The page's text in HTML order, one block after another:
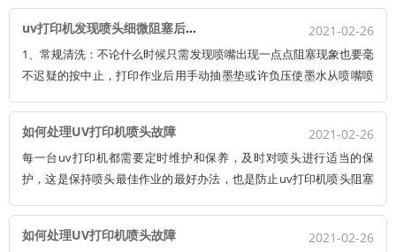
uv打印机发现喷头细微阻塞后的处理办法 2021-02-26
1、常规清洗：不论什么时候只需发现喷嘴出现一点点阻塞现象也要毫
不迟疑的按中止，打印作业后用手动抽墨垫或许负压使墨水从喷嘴喷
留墨水。留意：使用手动气泵时切勿用力过猛，否则会因压力过大而
损坏喷头。
如何处理UV打印机喷头故障 2021-02-26
每一台uv打印机都需要定时维护和保养，及时对喷头进行适当的保
护，这是保持喷头最佳作业的最好办法，也是防止uv打印机喷头阻塞
一个喷头动辄几万。 有时喷头阻塞无法出墨，只需要我们简单清洗，
就可以使其正常运行。
如何处理UV打印机喷头故障 2021-02-26